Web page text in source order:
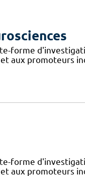
forme
aux promoteurs
forme
aux promoteurs